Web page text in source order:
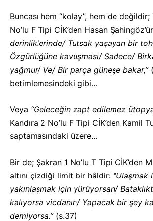
Buncası hem “kolay”, hem de değildir;
No’lu F Tipi CİK’den Hasan
derinliklerinde/ Tutsak yaşayan bir
Özgürlüğüne kavuşması/ Sadece/
yağmur/ Ve/ Bir parça güneşe bakar,”
betimlemesindeki gibi…
Veya “Geleceğin zapt edilemez
Kandıra 2 No’lu F Tipi CİK’den Kamil
saptamasındaki üzere…
Bir de; Şakran 1 No’lu T Tipi CİK’den
altını çizdiği limit bir hâldir: “Ulaşmak
yakınlaşmak için yürüyorsan/
kalıyorsa vicdanın/ Yapacak bir şey
demiyorsa.”(s.37)